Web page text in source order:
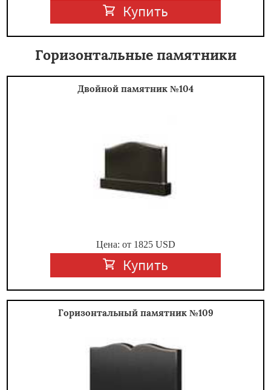
Купить
Горизонтальные памятники
Двойной памятник №104
Цена: от 1825USD
Купить
Горизонтальный памятник №109